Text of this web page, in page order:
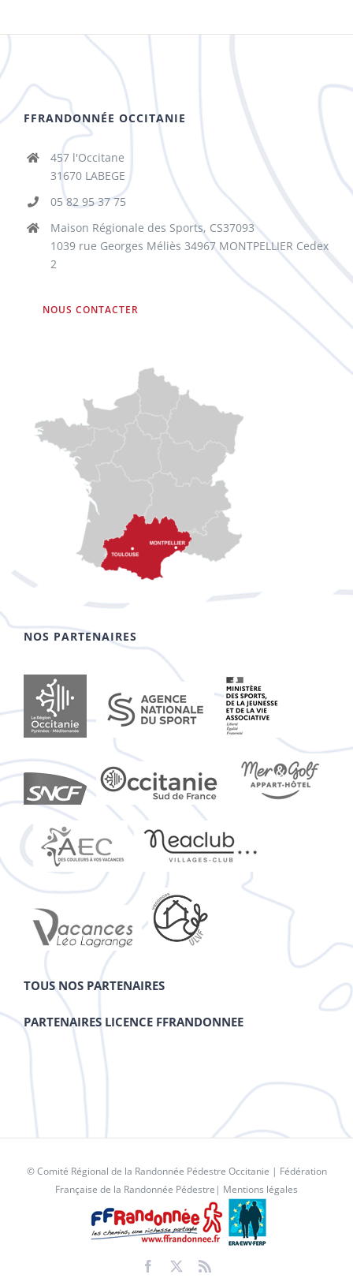
FFRANDONNÉE OCCITANIE
457 l'Occitane
31670 LABEGE
05 82 95 37 75
Maison Régionale des Sports, CS37093
1039 rue Georges Méliès 34967 MONTPELLIER Cedex
2
NOUS CONTACTER
NOS PARTENAIRES
TOUS NOS PARTENAIRES
PARTENAIRES LICENCE FFRANDONNEE
© Comité Régional de la Randonnée Pédestre Occitanie | Fédération
Française de la Randonnée Pédestre | Mentions légales
Facebook